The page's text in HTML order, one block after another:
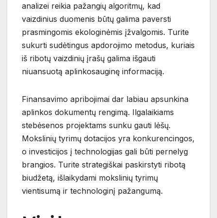
analizei reikia pažangių algoritmų, kad
vaizdinius duomenis būtų galima paversti
prasmingomis ekologinėmis įžvalgomis. Turite
sukurti sudėtingus apdorojimo metodus, kuriais
iš ribotų vaizdinių įrašų galima išgauti
niuansuotą aplinkosauginę informaciją.
Finansavimo apribojimai dar labiau apsunkina
aplinkos dokumentų rengimą. Ilgalaikiams
stebėsenos projektams sunku gauti lėšų.
Mokslinių tyrimų dotacijos yra konkurencingos,
o investicijos į technologijas gali būti pernelyg
brangios. Turite strategiškai paskirstyti ribotą
biudžetą, išlaikydami mokslinių tyrimų
vientisumą ir technologinį pažangumą.